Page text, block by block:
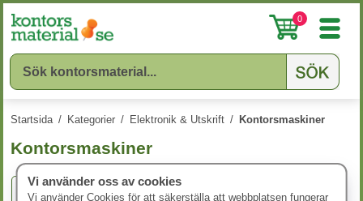
0
Startsida / Kategorier / Elektronik & Utskrift / Kontorsmaskiner
Kontorsmaskiner
Vi använder oss av cookies
Vi använder Cookies för att säkerställa att webbplatsen fungerar